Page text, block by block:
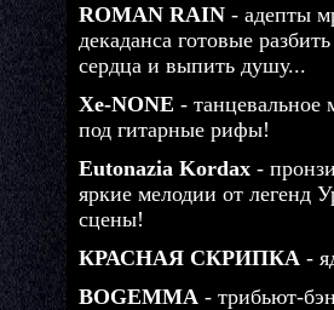
ROMAN RAIN - адепты
декаданса готовые
сердца и выпить душу...
Xe-NONE - танцевальное
под гитарные рифы!
Eutonazia Kordax -
яркие мелодии от легенд
сцены!
КРАСНАЯ СКРИПКА -
BOGEMMA - трибьют-